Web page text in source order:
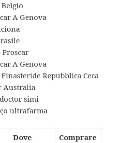
A Genova
Proscar
A Genova
Repubblica Ceca
Australia
simi
ultrafarma
Dove
Comprare